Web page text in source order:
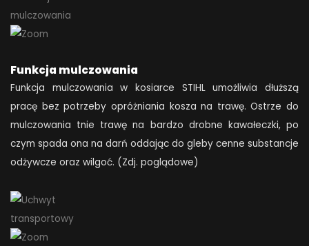
Funkcja mulczowania
Funkcja mulczowania w kosiarce STIHL umożliwia dłuższą
pracę bez potrzeby opróżniania kosza na trawę. Ostrze do
mulczowania tnie trawę na bardzo drobne kawałeczki, po
czym spada ona na darń oddając do gleby cenne substancje
odżywcze oraz wilgoć. (Zdj. poglądowe)